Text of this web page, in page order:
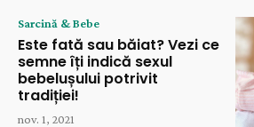
Sarcină & Bebe
Este fată sau băiat? Vezi ce
semne îți indică sexul
bebelușului potrivit
tradiției!
nov. 1, 2021